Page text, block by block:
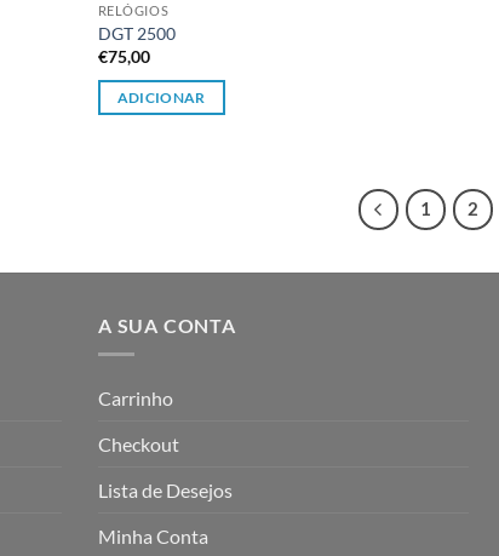
RELÓGIOS
DGT 2500
€75,00
ADICIONAR
1 2
A SUA CONTA
Carrinho
Checkout
Lista de Desejos
Minha Conta